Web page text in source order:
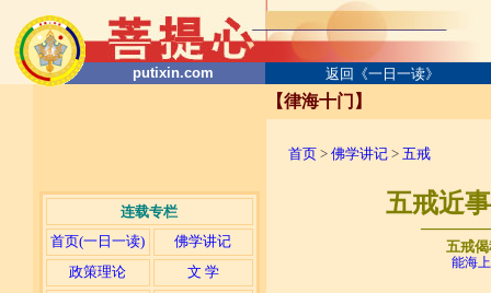
putixin.com 返回《一日一读》
连载专栏
首页(一日一读)
佛学讲记
政策理论
文 学
【律海十门】
首页 > 佛学讲记 > 五戒
五戒近
五戒
能海